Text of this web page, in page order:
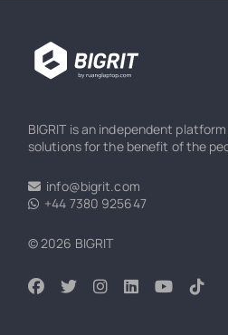
BIGRIT is an independent
solutions for the benefit of the
info@bigrit.com
+44 7380 925647
© 2026 BIGRIT